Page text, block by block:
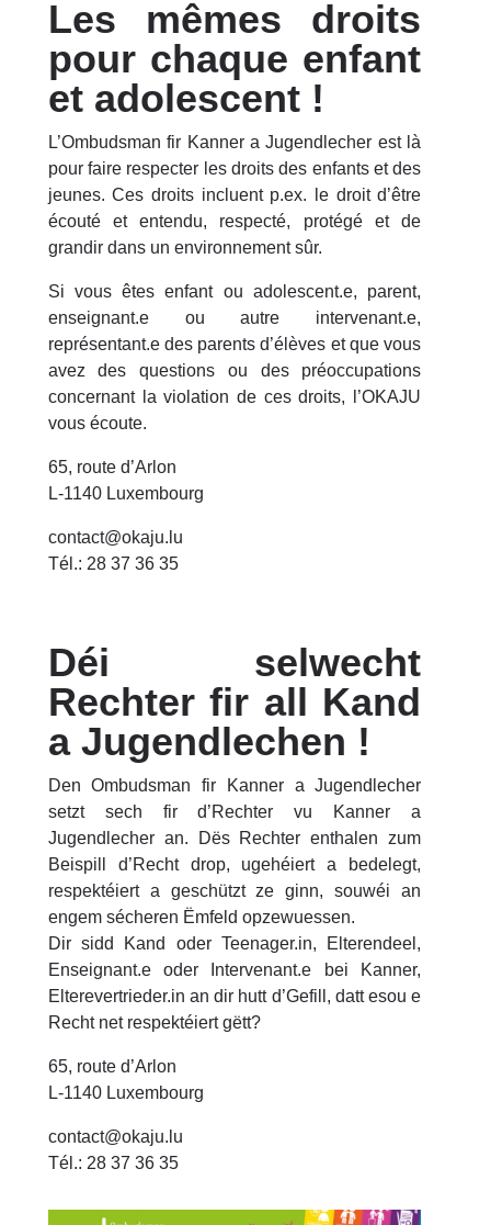
Les mêmes droits
pour chaque enfant
et adolescent !
L’Ombudsman fir Kanner a Jugendlecher est là
pour faire respecter les droits des enfants et des
jeunes. Ces droits incluent p.ex. le droit d’être
écouté et entendu, respecté, protégé et de
grandir dans un environnement sûr.
Si vous êtes enfant ou adolescent.e, parent,
enseignant.e ou autre intervenant.e,
représentant.e des parents d’élèves et que vous
avez des questions ou des préoccupations
concernant la violation de ces droits, l’OKAJU
vous écoute.
65, route d’Arlon
L-1140 Luxembourg
contact@okaju.lu
Tél.: 28 37 36 35
Déi selwecht
Rechter fir all Kand
a Jugendlechen !
Den Ombudsman fir Kanner a Jugendlecher
setzt sech fir d’Rechter vu Kanner a
Jugendlecher an. Dës Rechter enthalen zum
Beispill d’Recht drop, ugehéiert a bedelegt,
respektéiert a geschützt ze ginn, souwéi an
engem sécheren Ëmfeld opzewuessen.
Dir sidd Kand oder Teenager.in, Elterendeel,
Enseignant.e oder Intervenant.e bei Kanner,
Elterevertrieder.in an dir hutt d’Gefill, datt esou e
Recht net respektéiert gëtt?
65, route d’Arlon
L-1140 Luxembourg
contact@okaju.lu
Tél.: 28 37 36 35